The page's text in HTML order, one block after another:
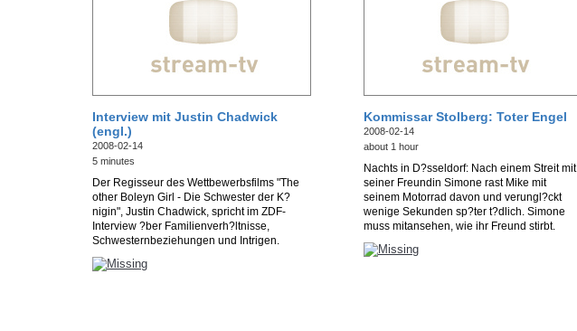
Interview mit Justin Chadwick
(engl.)
2008-02-14
5 minutes
Der Regisseur des Wettbewerbsfilms "The
other Boleyn Girl - Die Schwester der K?
nigin", Justin Chadwick, spricht im ZDF-
Interview ?ber Familienverh?ltnisse,
Schwesternbeziehungen und Intrigen.
Kommissar Stolberg: Toter Engel
2008-02-14
about 1 hour
Nachts in D?sseldorf: Nach einem Streit mit
seiner Freundin Simone rast Mike mit
seinem Motorrad davon und verungl?ckt
wenige Sekunden sp?ter t?dlich. Simone
muss mitansehen, wie ihr Freund stirbt.